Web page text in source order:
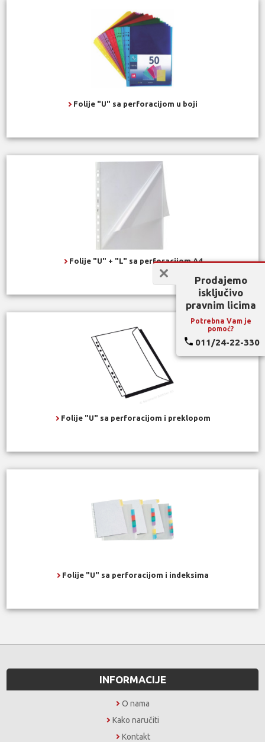
Folije "U" sa perforacijom u boji
Folije "U" + "L" sa perforacijom A4
Folije "U" sa perforacijom i preklopom
Folije "U" sa perforacijom i indeksima
INFORMACIJE
O nama
Kako naručiti
Kontakt
Prodajemo
isključivo
pravnim licima
Potrebna Vam je
pomoć?
011/24-22-330